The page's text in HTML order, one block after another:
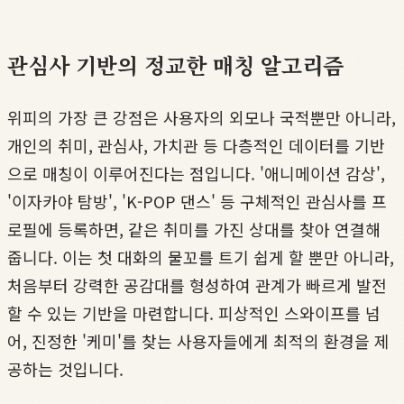
관심사 기반의 정교한 매칭 알고리즘
위피의 가장 큰 강점은 사용자의 외모나 국적뿐만 아니라,
개인의 취미, 관심사, 가치관 등 다층적인 데이터를 기반
으로 매칭이 이루어진다는 점입니다. '애니메이션 감상',
'이자카야 탐방', 'K-POP 댄스' 등 구체적인 관심사를 프
로필에 등록하면, 같은 취미를 가진 상대를 찾아 연결해
줍니다. 이는 첫 대화의 물꼬를 트기 쉽게 할 뿐만 아니라,
처음부터 강력한 공감대를 형성하여 관계가 빠르게 발전
할 수 있는 기반을 마련합니다. 피상적인 스와이프를 넘
어, 진정한 '케미'를 찾는 사용자들에게 최적의 환경을 제
공하는 것입니다.